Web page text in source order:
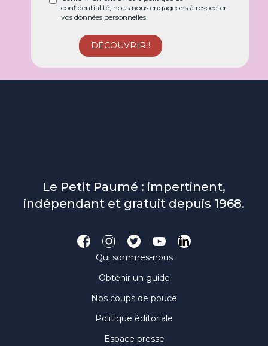
confidentialité, nous nous engageons à respecter
vos données personnelles.
Le Petit Paumé : impertinent,
indépendant et gratuit depuis 1968.
Qui sommes-nous
Obtenir un guide
Nos coups de pouce
Politique éditoriale
Espace presse